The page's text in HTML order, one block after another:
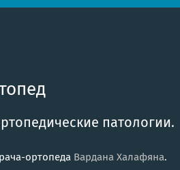
патологии.
ортопеда Вардана Халафяна.